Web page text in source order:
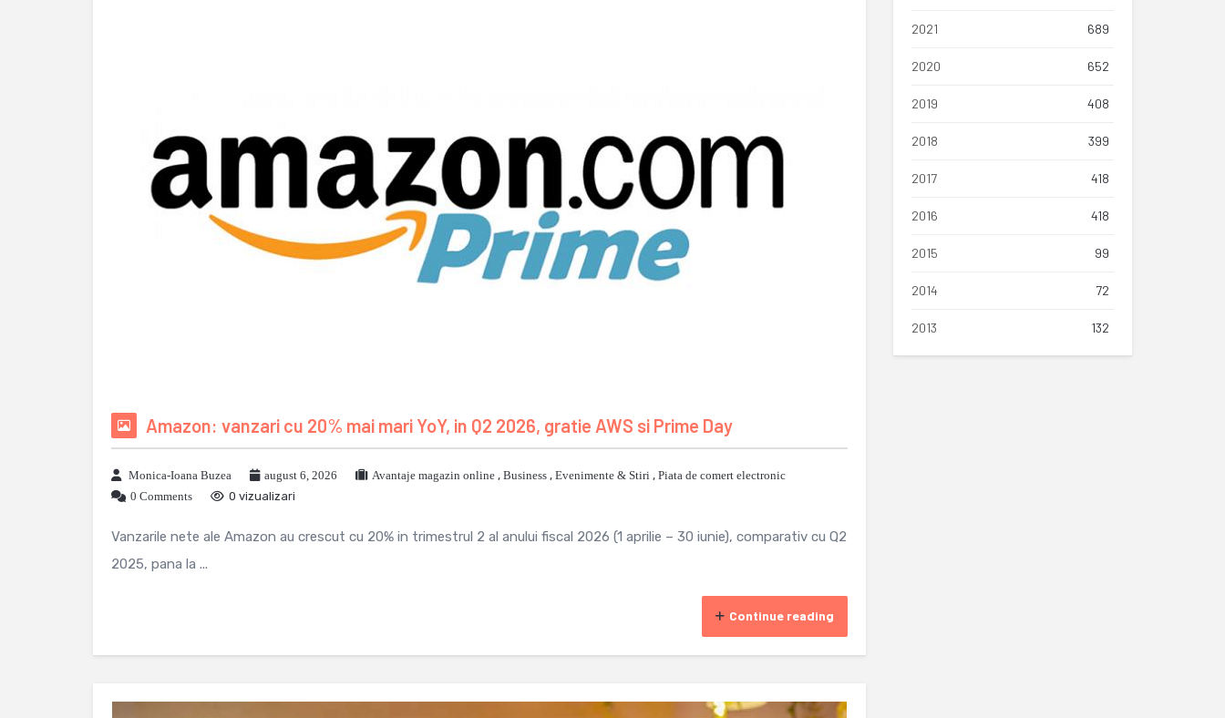
Amazon: vanzari cu 20% mai mari YoY, in Q2 2026, gratie AWS si Prime Day
Monica-Ioana Buzea august 6, 2026 Avantaje magazin online , Business , Evenimente & Stiri , Piata de comert electronic
0 Comments
0 vizualizari
Vanzarile nete ale Amazon au crescut cu 20% in trimestrul 2 al anului fiscal 2026 (1 aprilie – 30 iunie), comparativ cu Q2
2025, pana la ...
Continue reading
2021 689
2020 652
2019 408
2018 399
2017 418
2016 418
2015 99
2014 72
2013 132